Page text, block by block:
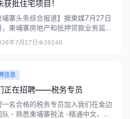
获批住宅项目！
埔寨头条综合报道】据柬媒7月27日
，柬埔寨房地产和抵押贷款业务监管
布公告，提醒广大民众提高警惕，切
与6个...
年7月27日 26246
信息
正在招聘——税务专员
一名合格的税务专员加入我们在金边
队 - 熟悉柬埔寨税法 -精通中文、英